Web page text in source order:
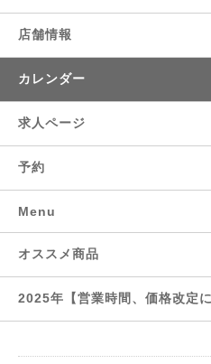
店舗情報
カレンダー
求人ページ
予約
Menu
オススメ商品
2025年【営業時間、価格改定